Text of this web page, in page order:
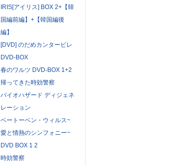
IRIS[アイリス] BOX 2+【韓
国編前編】+【韓国編後
編】
[DVD] のだめカンタービレ
DVD-BOX
春のワルツ DVD-BOX 1+2
帰ってきた時効警察
バイオハザード ディジェネ
レーション
ベートーベン・ウィルス~
愛と情熱のシンフォニー~
DVD BOX 1 2
時効警察